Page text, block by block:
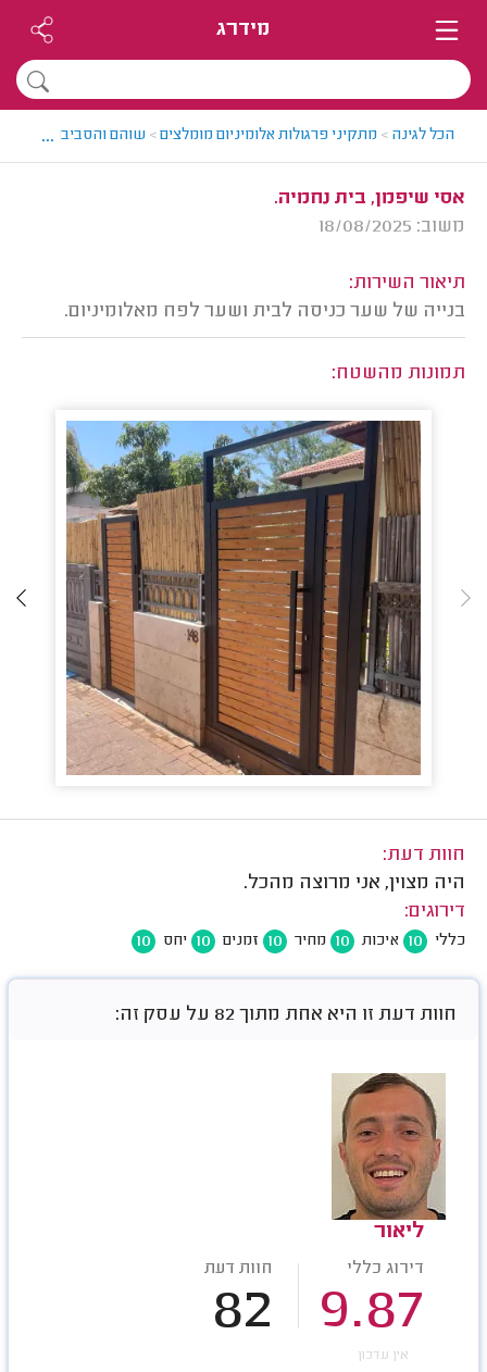
מידרג
הכל לגינה > מתקיני פרגולות אלומיניום מומלצים> שוהם והסביבה > מתקין
...
אסי שיפמן, בית נחמיה.
משוב: 18/08/2025
תיאור השירות:
בנייה של שער כניסה לבית ושער לפח מאלומיניום.
תמונות מהשטח:
חוות דעת:
היה מצוין, אני מרוצה מהכל.
דירוגים:
כללי 10 איכות 10 מחיר 10 זמנים 10 יחס 10
חוות דעת זו היא אחת מתוך 82 על עסק זה:
ליאור
דירוג כללי
9.87
חוות דעת
82
אין עדכון